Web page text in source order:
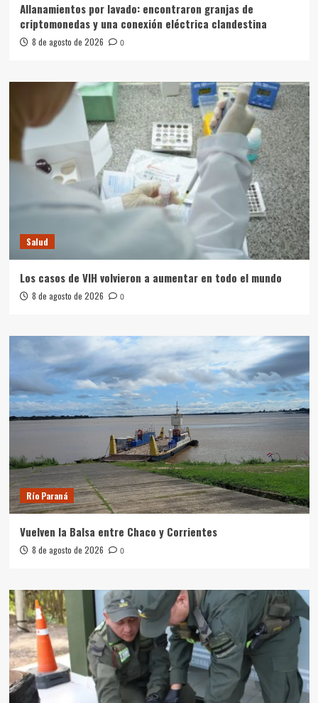
Allanamientos por lavado: encontraron granjas de
criptomonedas y una conexión eléctrica clandestina
8 de agosto de 2026 0
Salud
Los casos de VIH volvieron a aumentar en todo el mundo
8 de agosto de 2026 0
Río Paraná
Vuelven la Balsa entre Chaco y Corrientes
8 de agosto de 2026 0